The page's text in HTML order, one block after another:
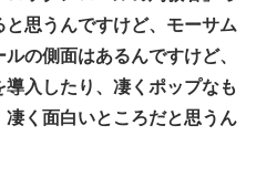
思うんですけど、モーサム
の側面はあるんですけど、
入したり、凄くポップなも
く面白いところだと思うん